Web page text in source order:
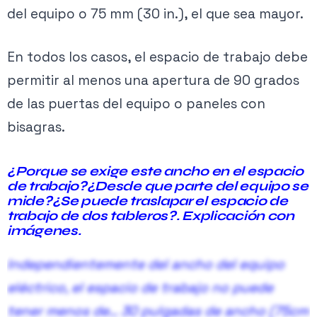
Figura 4. En edificios existentes se permite cambiar de la condición
Ver planes →
Contenido exclusivo PRO
Activa tu membresía para acceder.
del equipo o 75 mm (30 in.), el que sea mayor.
En todos los casos, el espacio de trabajo debe
permitir al menos una apertura de 90 grados
de las puertas del equipo o paneles con
bisagras.
¿Porque se exige este ancho en el espacio
de trabajo?¿Desde que parte del equipo se
mide?¿Se puede traslapar el espacio de
trabajo de dos tableros?. Explicación con
imágenes.
Independientemente del ancho del equipo
eléctrico, el espacio de trabajo no puede
tener menos de… 30 pulgadas de ancho (75cm